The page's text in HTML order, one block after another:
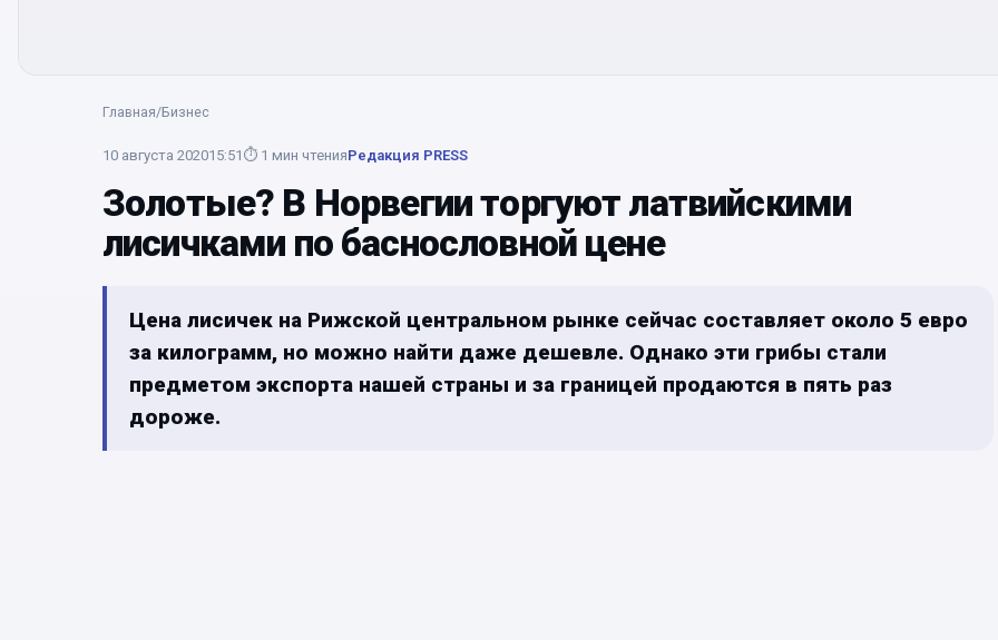
Главная/Бизнес
10 августа 202015:51 ⏱ 1 мин чтенияРедакция PRESS
Золотые? В Норвегии торгуют латвийскими
лисичками по баснословной цене
Цена лисичек на Рижской центральном рынке сейчас составляет около 5 евро
за килограмм, но можно найти даже дешевле. Однако эти грибы стали
предметом экспорта нашей страны и за границей продаются в пять раз
дороже.